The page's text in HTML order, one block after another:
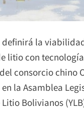
la
litio con
consorcio chino
la Asamblea
Bolivianos